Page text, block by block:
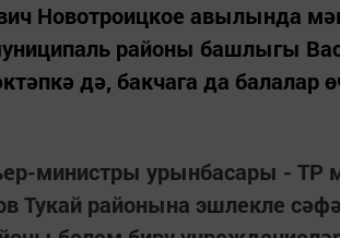
Новотроицкое авылында
районы башлыгы
дә, бакчага да балалар
министры урынбасары - ТР
Тукай районына эшлекле